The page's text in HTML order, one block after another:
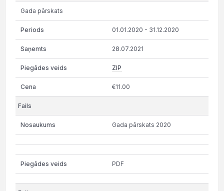
Gada pārskats
01.01.2020 - 31.12.2020
28.07.2021
ZIP
€11.00
Gada pārskats 2020
PDF